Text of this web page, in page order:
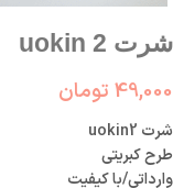
شرت uokin 2
49,000 تومان
شرت uokin2
طرح کبریتی
وارداتی/با کیفیت